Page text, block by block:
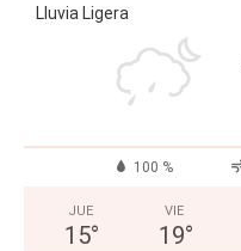
Lluvia Ligera
100 %
JUE
15°
VIE
19°